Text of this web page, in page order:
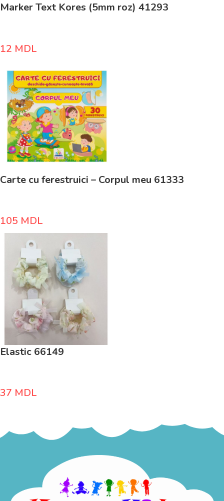
Marker Text Kores (5mm roz) 41293
12 MDL
Carte cu ferestruici – Corpul meu 61333
105 MDL
Elastic 66149
37 MDL